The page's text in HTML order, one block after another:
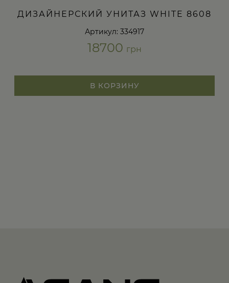
ДИЗАЙНЕРСКИЙ УНИТАЗ WHITE 8608
Артикул: 334917
18700 грн
В КОРЗИНУ